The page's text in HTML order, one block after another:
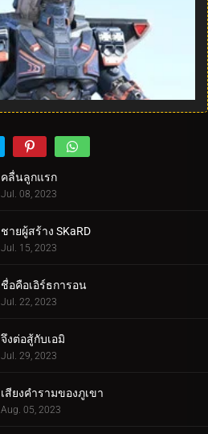
คลื่นลูกแรก
Jul. 08, 2023
ชายผู้สร้าง SKaRD
Jul. 15, 2023
ชื่อคือเอิร์ธการอน
Jul. 22, 2023
จึงต่อสู้กับเอมิ
Jul. 29, 2023
เสียงคำรามของภูเขา
Aug. 05, 2023